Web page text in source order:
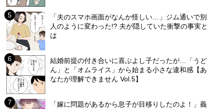
「夫のスマホ画面がなんか怪しい…」ジム通いで別
人のように変わった!? 夫が隠していた衝撃の事実と
は
結婚前提の付き合いに喜ぶよし子だったが…「うど
ん」と「オムライス」から始まる小さな違和感【あ
なたが理解できません Vol.5】
「嫁に問題があるから息子が目移りしたのよ！」義